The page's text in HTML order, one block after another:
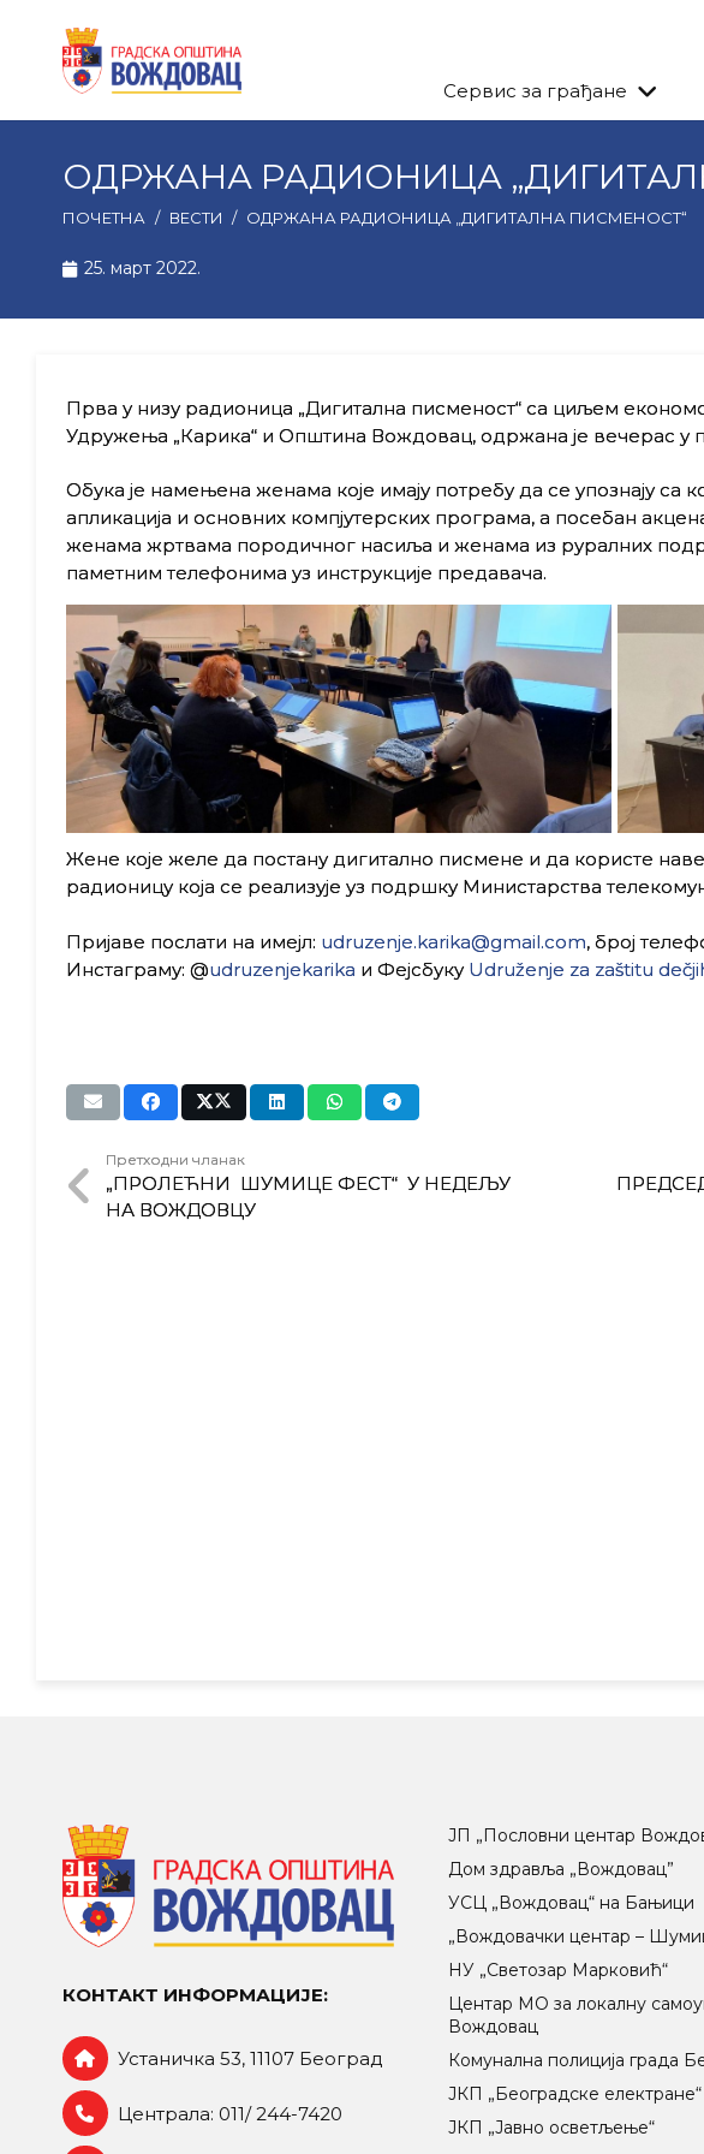
Сервис за грађане
ОДРЖАНА РАДИОНИЦА
ПОЧЕТНА / ВЕСТИ / ОДРЖАНА РАДИОНИЦА „ДИГИТАЛНА ПИСМЕНОСТ“
25. март 2022.
Прва у низу радионица „Дигитална писменост“ са циљем
Удружења „Карика“ и Општина Вождовац, одржана је вечерас у
Обука је намењена женама које имају потребу да се упознају
апликација и основних компјутерских програма, а посебан
женама жртвама породичног насиља и женама из руралних
паметним телефонима уз инструкције предавача.
Жене које желе да постану дигитално писмене и да користе
радионицу која се реализује уз подршку Министарства
Пријаве послати на имејл: udruzenje.karika@gmail.com, број
Инстаграму: @udruzenjekarika и Фејсбуку Udruženje za zaštitu
Претходни чланак
„ПРОЛЕЋНИ ШУМИЦЕ ФЕСТ“ У НЕДЕЉУ
НА ВОЖДОВЦУ
КОНТАКТ ИНФОРМАЦИЈЕ:
Устаничка 53, 11107 Београд
Централа: 011/ 244-7420
ЈП „Пословни центар
Дом здравља „Вождовац”
УСЦ „Вождовац“ на Бањици
„Вождовачки центар –
НУ „Светозар Марковић“
Центар МO за локалну
Вождовац
Комунална полиција града
ЈКП „Београдске електране“
ЈКП „Јавно осветљење“